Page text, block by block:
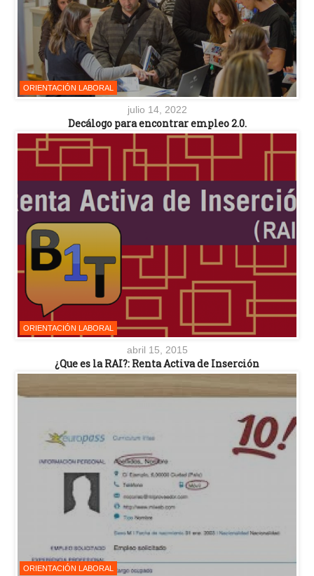
ORIENTACIÓN LABORAL
julio 14, 2022
Decálogo para encontrar empleo 2.0.
ORIENTACIÓN LABORAL
abril 15, 2015
¿Que es la RAI?: Renta Activa de Inserción
ORIENTACIÓN LABORAL